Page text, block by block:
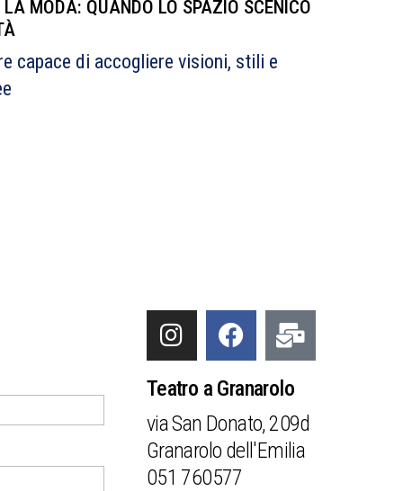
MODA: QUANDO LO SPAZIO SCENICO
capace di accogliere visioni, stili e
Teatro a Granarolo
via San Donato, 209d
Granarolo dell'Emilia
051 760577